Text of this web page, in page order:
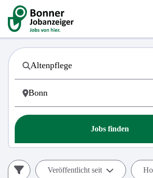
Jobs finden
Veröffentlicht seit